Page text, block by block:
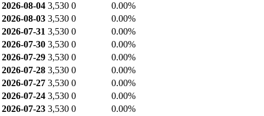
2026-08-04 3,530 0
0.00%
2026-08-03 3,530 0
0.00%
2026-07-31 3,530 0
0.00%
2026-07-30 3,530 0
0.00%
2026-07-29 3,530 0
0.00%
2026-07-28 3,530 0
0.00%
2026-07-27 3,530 0
0.00%
2026-07-24 3,530 0
0.00%
2026-07-23 3,530 0
0.00%